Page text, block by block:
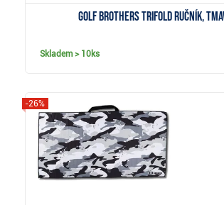
Golf Brothers Trifold ručník,
Skladem> 10ks
-26%
Zobrazit